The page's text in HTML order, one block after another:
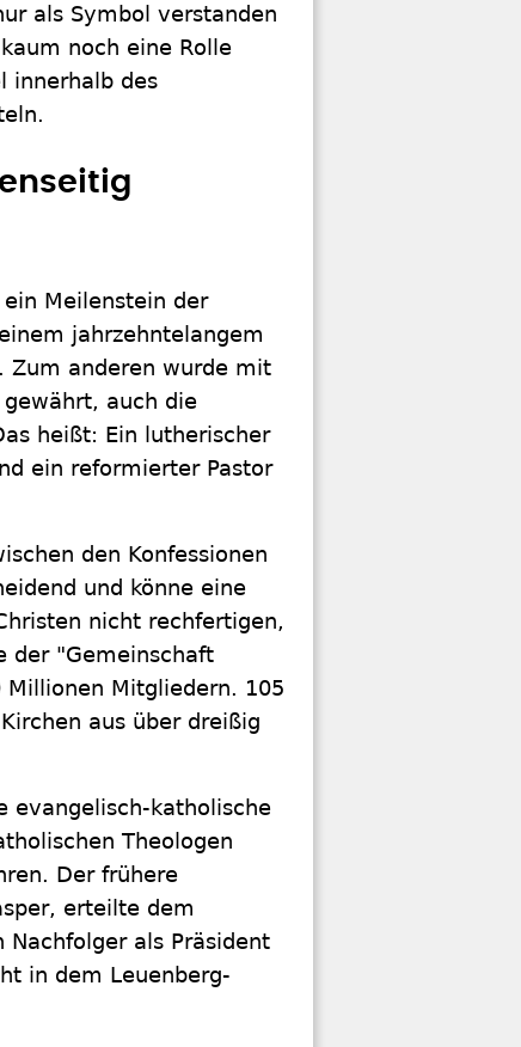
als Symbol verstanden
noch eine Rolle
innerhalb des
Meilenstein der
jahrzehntelangem
Zum anderen wurde mit
auch die
heißt: Ein lutherischer
ein reformierter Pastor
den Konfessionen
und könne eine
nicht rechfertigen,
der "Gemeinschaft
Mitgliedern. 105
aus über dreißig
evangelisch-katholische
Theologen
Der frühere
erteilte dem
Nachfolger als Präsident
in dem Leuenberg-